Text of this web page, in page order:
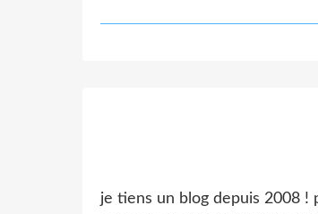
je tiens un blog depuis 2008 !